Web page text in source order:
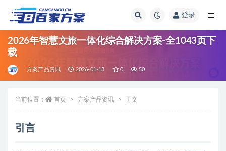
登录
2026年智慧文旅一体化综合解决方案-全1043页下
载
方案产品资讯 2026-01-13 0 50
当前位置： 首页 方案产品资讯 正文
引言